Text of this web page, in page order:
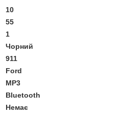
10
55
1
Чорний
911
Ford
MP3
Bluetooth
Немає